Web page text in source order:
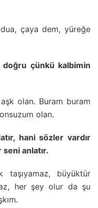
çaya dem, yüreğe
çünkü kalbimin
olan. Buram buram
olan.
hani sözler vardır
seni anlatır.
taşıyamaz, büyüktür
her şey olur da şu